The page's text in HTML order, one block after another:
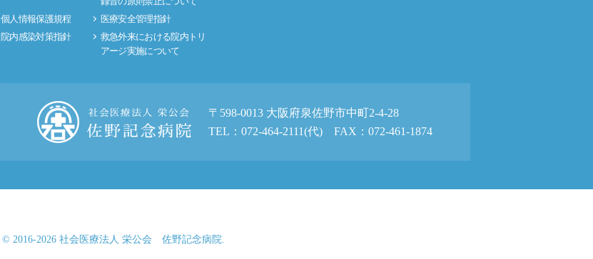
個人情報保護規程
医療安全管理指針
院内感染対策指針
救急外来における院内トリ
アージ実施について
〒598-0013 大阪府泉佐野市中町2-4-28
TEL：072-464-2111(代) FAX：072-461-1874
© 2016-2026 社会医療法人 栄公会 佐野記念病院.